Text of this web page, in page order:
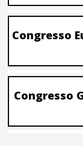
Congresso
Congresso